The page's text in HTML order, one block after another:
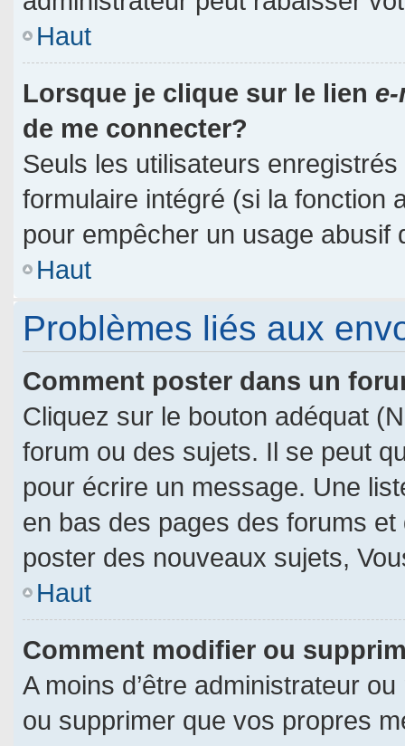
Haut
Lorsque je clique sur le lien
de me connecter?
Seuls les utilisateurs
formulaire intégré (si la fonction
pour empêcher un usage abusif
Haut
Problèmes liés aux
Comment poster dans un
Cliquez sur le bouton adéquat
forum ou des sujets. Il se peut
pour écrire un message. Une
en bas des pages des forums
poster des nouveaux sujets,
Haut
Comment modifier ou
A moins d’être administrateur
ou supprimer que vos propres